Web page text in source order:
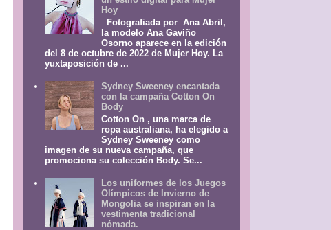
Hoy
Fotografiada por Ana Abril,
la modelo Ana Gaviño
Osorno aparece en la edición
del 8 de octubre de 2022 de Mujer Hoy. La
yuxtaposición de ...
Sydney Sweeney encantada
con la campaña Cotton On
Body
Cotton On , una marca de
ropa australiana, ha elegido a
Sydney Sweeney como
imagen de su nueva campaña, que
promociona su colección Body. Se...
Los uniformes de los Juegos
Olímpicos de Invierno de
Mongolia se inspiran en la
vestimenta tradicional
nómada.